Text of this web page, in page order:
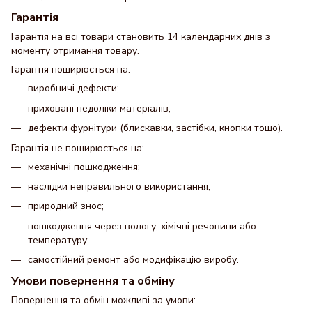
Гарантія
Гарантія на всі товари становить 14 календарних днів з
моменту отримання товару.
Гарантія поширюється на:
виробничі дефекти;
приховані недоліки матеріалів;
дефекти фурнітури (блискавки, застібки, кнопки тощо).
Гарантія не поширюється на:
механічні пошкодження;
наслідки неправильного використання;
природний знос;
пошкодження через вологу, хімічні речовини або
температуру;
самостійний ремонт або модифікацію виробу.
Умови повернення та обміну
Повернення та обмін можливі за умови: